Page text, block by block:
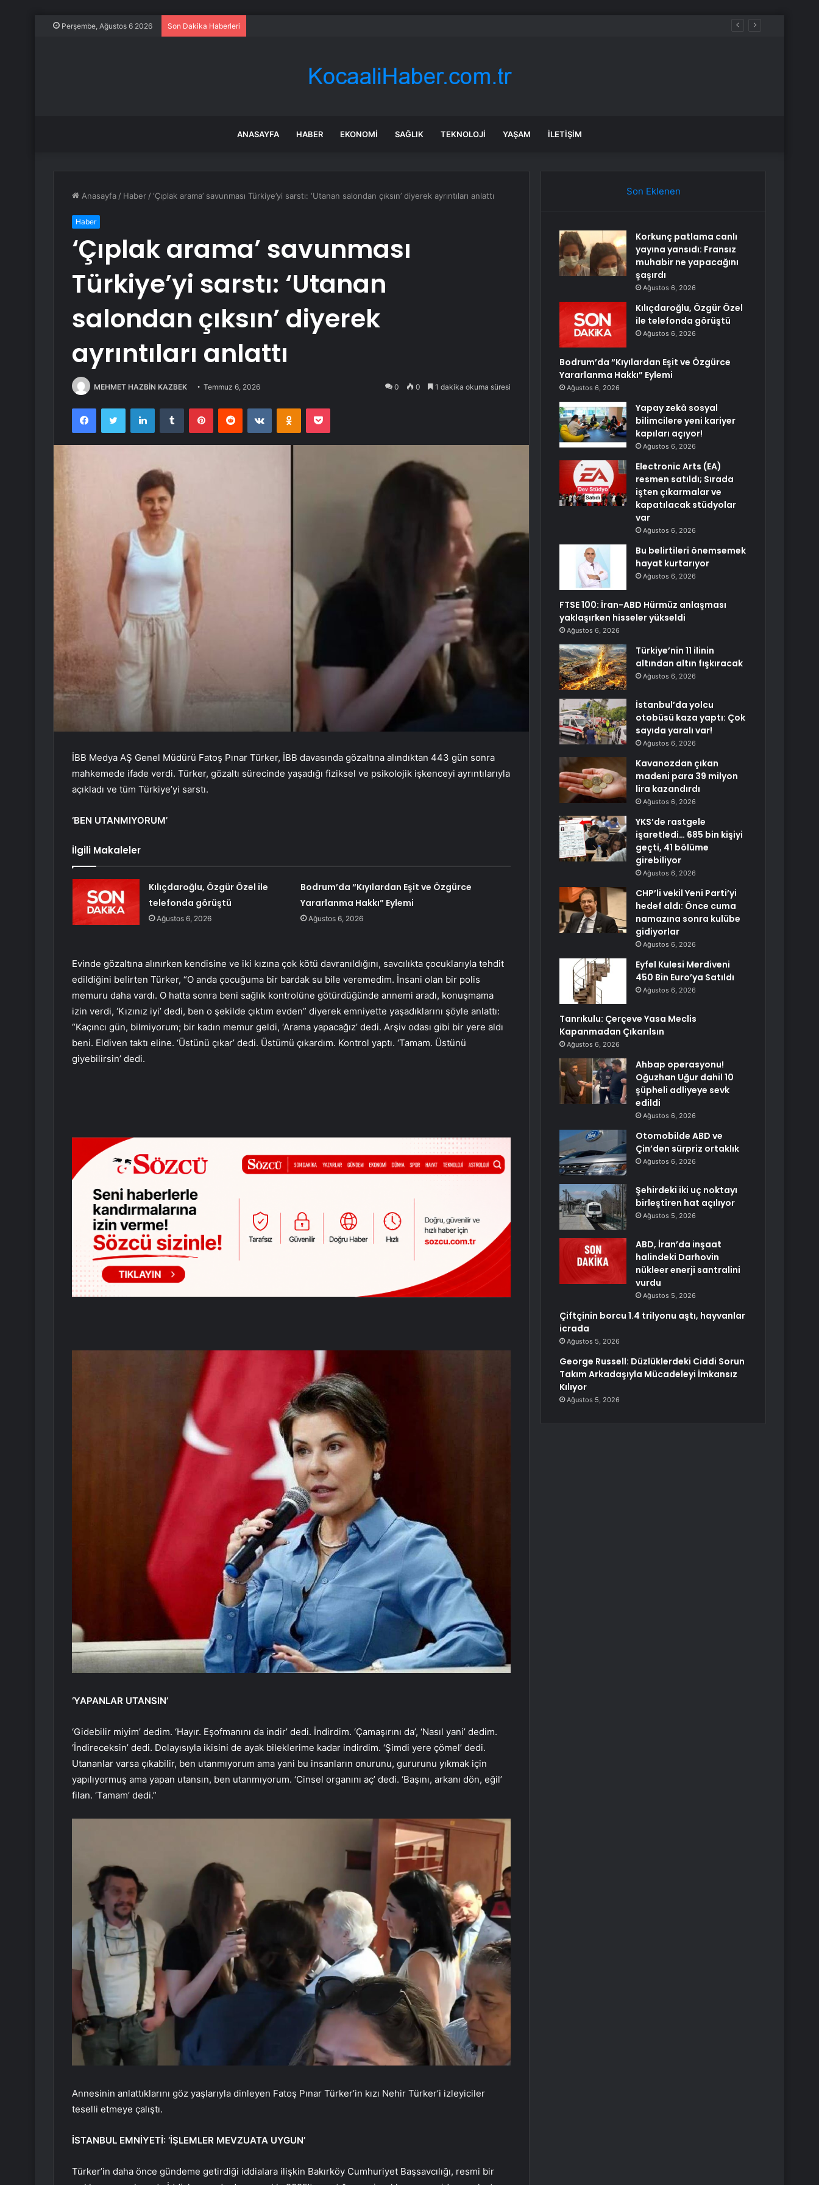
Perşembe, Ağustos 6 2026 Son Dakika Haberleri
ANASAYFA HABER EKONOMI SAĞLIK TEKNOLOJI YAŞAM İLETIŞIM
Anasayfa / Haber /‘Çıplak arama’ savunması Türkiye’yi sarstı: ‘Utanan salondan çıksın’ diyerek ayrıntıları anlattı
Haber
‘Çıplak arama’ savunması
Türkiye’yi sarstı: ‘Utanan
salondan çıksın’ diyerek
ayrıntıları anlattı
MEHMET HAZBİN KAZBEK Temmuz 6, 2026 0 0 1 dakika okuma süresi
FacebookTwitter LinkedInTumblr PinterestReddit VKontakteOdnoklassniki
Pocket
İBB Medya AŞ Genel Müdürü Fatoş Pınar Türker, İBB davasında gözaltına alındıktan 443 gün sonra
mahkemede ifade verdi. Türker, gözaltı sürecinde yaşadığı fiziksel ve psikolojik işkenceyi ayrıntılarıyla
açıkladı ve tüm Türkiye’yi sarstı.
‘BEN UTANMIYORUM’
İlgili Makaleler
Kılıçdaroğlu, Özgür Özel ile
telefonda görüştü
Ağustos 6, 2026
Bodrum’da “Kıyılardan Eşit ve Özgürce
Yararlanma Hakkı” Eylemi
Ağustos 6, 2026
Evinde gözaltına alınırken kendisine ve iki kızına çok kötü davranıldığını, savcılıkta çocuklarıyla tehdit
edildiğini belirten Türker, “O anda çocuğuma bir bardak su bile veremedim. İnsani olan bir polis
memuru daha vardı. O hatta sonra beni sağlık kontrolüne götürdüğünde annemi aradı, konuşmama
izin verdi, ‘Kızınız iyi’ dedi, ben o şekilde çıktım evden” diyerek emniyette yaşadıklarını şöyle anlattı:
“Kaçıncı gün, bilmiyorum; bir kadın memur geldi, ‘Arama yapacağız’ dedi. Arşiv odası gibi bir yere aldı
beni. Eldiven taktı eline. ‘Üstünü çıkar’ dedi. Üstümü çıkardım. Kontrol yaptı. ‘Tamam. Üstünü
giyebilirsin’ dedi.
‘YAPANLAR UTANSIN’
‘Gidebilir miyim’ dedim. ‘Hayır. Eşofmanını da indir’ dedi. İndirdim. ‘Çamaşırını da’, ‘Nasıl yani’ dedim.
‘İndireceksin’ dedi. Dolayısıyla ikisini de ayak bileklerime kadar indirdim. ‘Şimdi yere çömel’ dedi.
Utananlar varsa çıkabilir, ben utanmıyorum ama yani bu insanların onurunu, gururunu yıkmak için
yapılıyormuş ama yapan utansın, ben utanmıyorum. ‘Cinsel organını aç’ dedi. ‘Başını, arkanı dön, eğil’
filan. ‘Tamam’ dedi.”
Annesinin anlattıklarını göz yaşlarıyla dinleyen Fatoş Pınar Türker’in kızı Nehir Türker’i izleyiciler
teselli etmeye çalıştı.
İSTANBUL EMNİYETİ: ‘İŞLEMLER MEVZUATA UYGUN’
Türker’in daha önce gündeme getirdiği iddialara ilişkin Bakırköy Cumhuriyet Başsavcılığı, resmi bir
Son Eklenen
Korkunç patlama canlı
yayına yansıdı: Fransız
muhabir ne yapacağını
şaşırdı
Ağustos 6, 2026
Kılıçdaroğlu, Özgür Özel
ile telefonda görüştü
Ağustos 6, 2026
Bodrum’da “Kıyılardan Eşit ve Özgürce
Yararlanma Hakkı” Eylemi
Ağustos 6, 2026
Yapay zekâ sosyal
bilimcilere yeni kariyer
kapıları açıyor!
Ağustos 6, 2026
Electronic Arts (EA)
resmen satıldı; Sırada
işten çıkarmalar ve
kapatılacak stüdyolar
var
Ağustos 6, 2026
Bu belirtileri önemsemek
hayat kurtarıyor
Ağustos 6, 2026
FTSE 100: İran-ABD Hürmüz anlaşması
yaklaşırken hisseler yükseldi
Ağustos 6, 2026
Türkiye’nin 11 ilinin
altından altın fışkıracak
Ağustos 6, 2026
İstanbul’da yolcu
otobüsü kaza yaptı: Çok
sayıda yaralı var!
Ağustos 6, 2026
Kavanozdan çıkan
madeni para 39 milyon
lira kazandırdı
Ağustos 6, 2026
YKS’de rastgele
işaretledi… 685 bin kişiyi
geçti, 41 bölüme
girebiliyor
Ağustos 6, 2026
CHP’li vekil Yeni Parti’yi
hedef aldı: Önce cuma
namazına sonra kulübe
gidiyorlar
Ağustos 6, 2026
Eyfel Kulesi Merdiveni
450 Bin Euro’ya Satıldı
Ağustos 6, 2026
Tanrıkulu: Çerçeve Yasa Meclis
Kapanmadan Çıkarılsın
Ağustos 6, 2026
Ahbap operasyonu!
Oğuzhan Uğur dahil 10
şüpheli adliyeye sevk
edildi
Ağustos 6, 2026
Otomobilde ABD ve
Çin’den sürpriz ortaklık
Ağustos 6, 2026
Şehirdeki iki uç noktayı
birleştiren hat açılıyor
Ağustos 5, 2026
ABD, İran’da inşaat
halindeki Darhovin
nükleer enerji santralini
vurdu
Ağustos 5, 2026
Çiftçinin borcu 1.4 trilyonu aştı, hayvanlar
icrada
Ağustos 5, 2026
George Russell: Düzlüklerdeki Ciddi Sorun
Takım Arkadaşıyla Mücadeleyi İmkansız
Kılıyor
Ağustos 5, 2026